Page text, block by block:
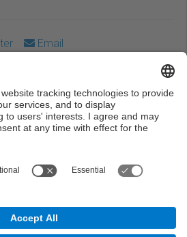
Email
noted, content on this work is
Commons license:Attribution-
3.0 Spain